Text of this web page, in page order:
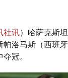
社讯）哈萨克斯
帕洛马斯（西班
冠。